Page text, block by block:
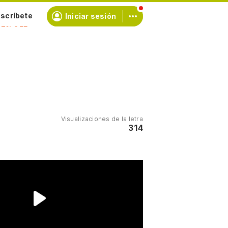
Iniciar sesión
Visualizaciones de la letra
314